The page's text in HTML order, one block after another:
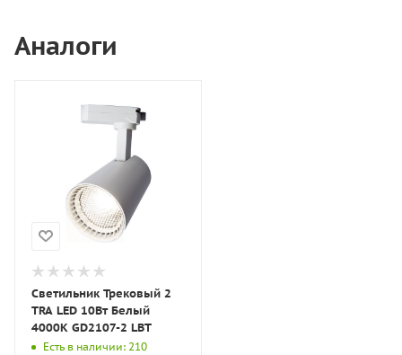
Аналоги
Светильник Трековый 2
TRA LED 10Вт Белый
4000K GD2107-2 LBT
Есть в наличии: 210